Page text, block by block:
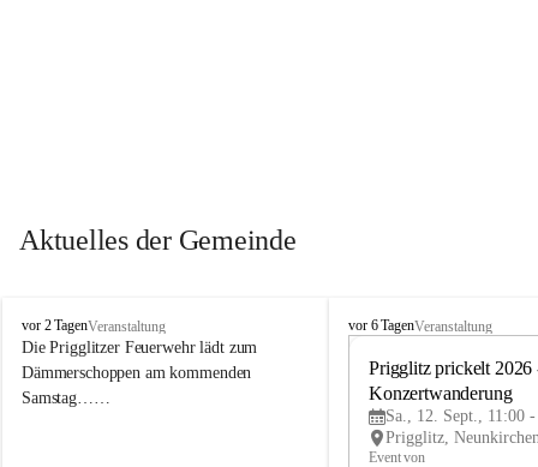
Aktuelles der Gemeinde
P
r
i
g
vor 2 TagenVeranstaltung
Die Prigglitzer Feuerwehr lädt zum
Dämmerschoppen am kommenden
Samstag……
P
vor 6 TagenVeranstaltung
Prigglitz prickelt 2026
Konzertwanderung
Sa., 12. Sept., 11:00
Event von